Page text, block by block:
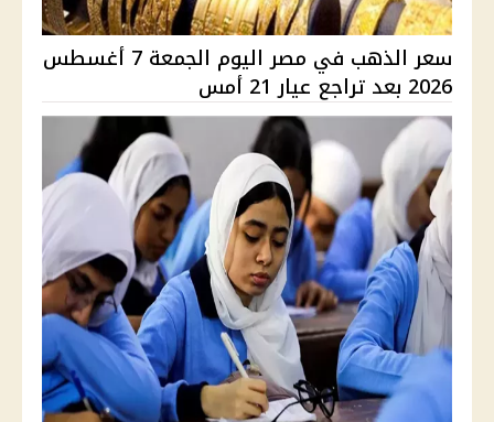
سعر الذهب في مصر اليوم الجمعة 7 أغسطس
2026 بعد تراجع عيار 21 أمس